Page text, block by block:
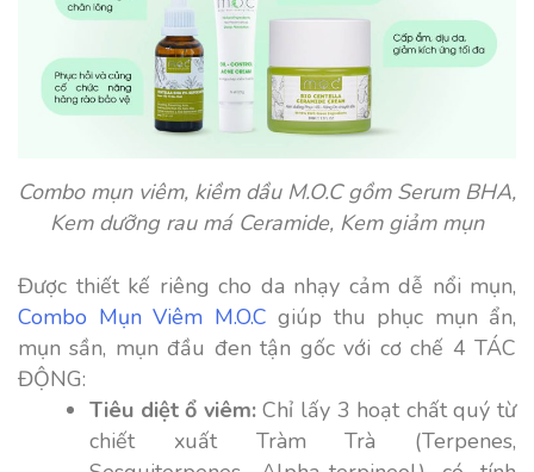
Combo mụn viêm, kiềm dầu M.O.C gồm Serum BHA,
Kem dưỡng rau má Ceramide, Kem giảm mụn
Được thiết kế riêng cho da nhạy cảm dễ nổi mụn,
Combo Mụn Viêm M.O.C giúp thu phục mụn ẩn,
mụn sần, mụn đầu đen tận gốc với cơ chế 4 TÁC
ĐỘNG:
Tiêu diệt ổ viêm:Chỉ lấy 3 hoạt chất quý từ
chiết xuất Tràm Trà (Terpenes,